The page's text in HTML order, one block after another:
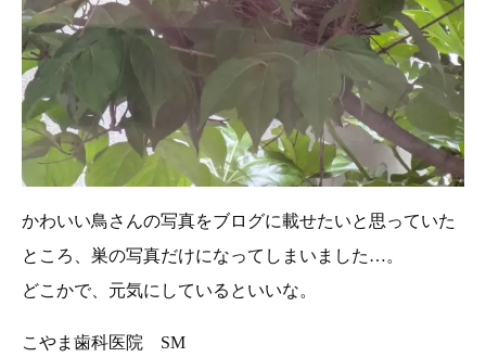
かわいい鳥さんの写真をブログに載せたいと思っていた
ところ、巣の写真だけになってしまいました…。
どこかで、元気にしているといいな。
こやま歯科医院 SM